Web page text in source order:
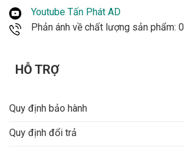
Youtube Tấn Phát AD
Phản ánh về chất lượng sản phẩm:
HỖ TRỢ
Quy định bảo hành
Quy định đổi trả